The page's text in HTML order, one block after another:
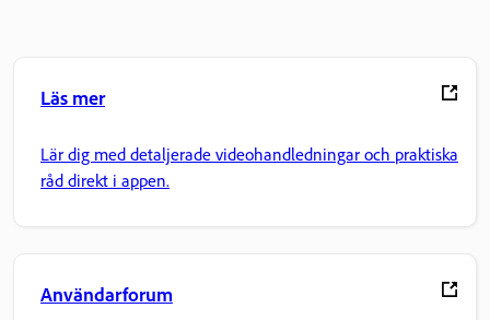
Läs mer
Lär dig med detaljerade videohandledningar och praktiska
råd direkt i appen.
Användarforum